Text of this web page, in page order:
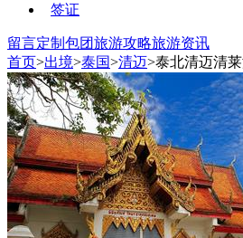
签证
留言定制包团旅游攻略旅游资讯
首页>出境>泰国>清迈>泰北清迈清